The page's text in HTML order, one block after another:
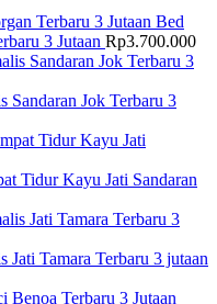
Bed
3 Jutaan Rp3.700.000
Sandaran Jok Terbaru 3
Tidur Kayu Jati Sandaran
Tamara Terbaru 3 jutaan